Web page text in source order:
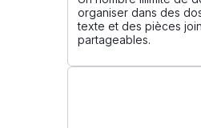
organiser dans des
texte et des pièces
partageables.